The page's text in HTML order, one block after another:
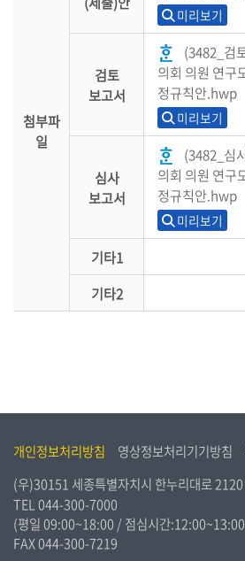
첨부파
일
미리보기
검토
보고서
(3482_검
의회 의원 연구
정규칙안.hwp
미리보기
심사
보고서
(3482_심
의회 의원 연구
정규칙안.hwp
미리보기
기타1
기타2
개인정보처리방침 영상정보처리기기방침
(우)30151 세종특별자치시 한누리대로
TEL044-300-7000
(평일 09:00~18:00 / 점심시간
FAX 044-300-7219